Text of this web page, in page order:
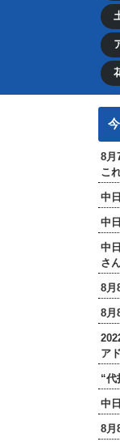
8月
こ
中
中
中
さ
8月
8月
ア
“代
中
8月